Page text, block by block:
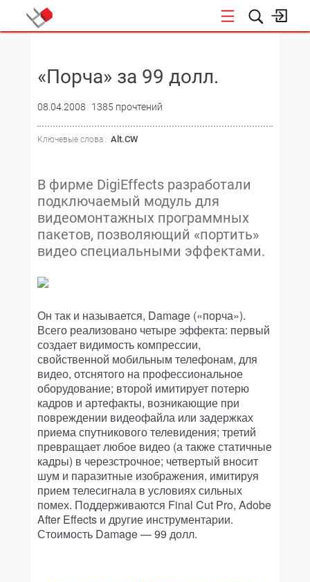
«Порча» за 99 долл.
08.04.2008 1385 прочтений
Ключевые слова : Alt.CW
В фирме DigiEffects разработали
подключаемый модуль для
видеомонтажных программных
пакетов, позволяющий «портить»
видео специальными эффектами.
Он так и называется, Damage («порча»).
Всего реализовано четыре эффекта: первый
создает видимость компрессии,
свойственной мобильным телефонам, для
видео, отснятого на профессиональное
оборудование; второй имитирует потерю
кадров и артефакты, возникающие при
повреждении видеофайла или задержках
приема спутникового телевидения; третий
превращает любое видео (а также статичные
кадры) в черезстрочное; четвертый вносит
шум и паразитные изображения, имитируя
прием телесигнала в условиях сильных
помех. Поддерживаются Final Cut Pro, Adobe
After Effects и другие инструментарии.
Стоимость Damage — 99 долл.